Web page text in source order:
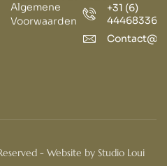
Algemene
Voorwaarden
+31 (6)
44468336
- Website by Studio Loui